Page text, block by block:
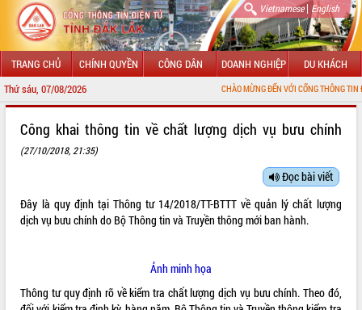
Vietnamese| English
TRANG CHỦ CHÍNH QUYỀN CÔNG DÂN DOANH NGHIỆP DU KHÁCH
Thứ sáu, 07/08/2026 CHÀO MỪNG ĐẾN VỚI CỔNG THÔNG TIN ĐIỆN TỬ
LÃNH ĐẠO UBND TỈNH
SỞ, BAN, NGÀNH
THÔNG TIN CHỈ ĐẠO ĐIỀU HÀNH
Công khai thông tin về chất lượng dịch vụ bưu chính
(27/10/2018, 21:35)
Đọc bài viết
Đây là quy định tại Thông tư 14/2018/TT-BTTT về quản lý chất lượng
dịch vụ bưu chính do Bộ Thông tin và Truyền thông mới ban hành.
Ảnh minh họa
Thông tư quy định rõ về kiểm tra chất lượng dịch vụ bưu chính. Theo đó,